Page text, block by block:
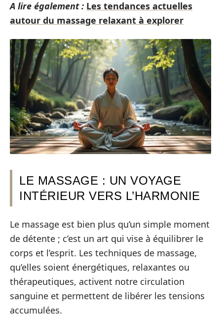
A lire également : Les tendances actuelles
autour du massage relaxant à explorer
LE MASSAGE : UN VOYAGE
INTÉRIEUR VERS L’HARMONIE
Le massage est bien plus qu’un simple moment
de détente ; c’est un art qui vise à équilibrer le
corps et l’esprit. Les techniques de massage,
qu’elles soient énergétiques, relaxantes ou
thérapeutiques, activent notre circulation
sanguine et permettent de libérer les tensions
accumulées.